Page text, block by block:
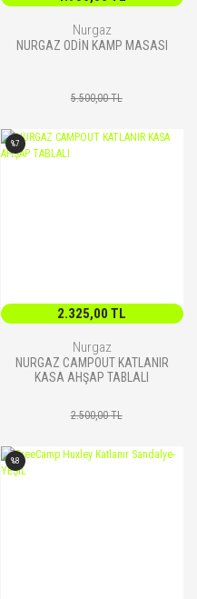
Nurgaz
NURGAZ ODİN KAMP MASASI
5.500,00 TL
%7
2.325,00 TL
Nurgaz
NURGAZ CAMPOUT KATLANIR
KASA AHŞAP TABLALI
2.500,00 TL
%8